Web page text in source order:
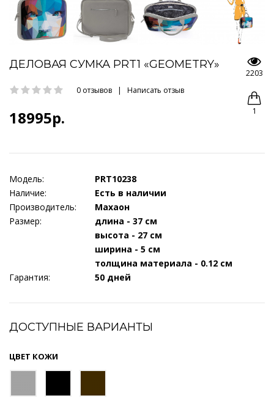
ДЕЛОВАЯ СУМКА PRT1 «GEOMETRY»
0 отзывов | Написать отзыв
18995р.
2203
1
Модель:
PRT10238
Наличие:
Есть в наличии
Производитель:
Махаон
Размер:
длина - 37 см
высота - 27 см
ширина - 5 см
толщина материала - 0.12 см
Гарантия:
50 дней
ДОСТУПНЫЕ ВАРИАНТЫ
ЦВЕТ КОЖИ